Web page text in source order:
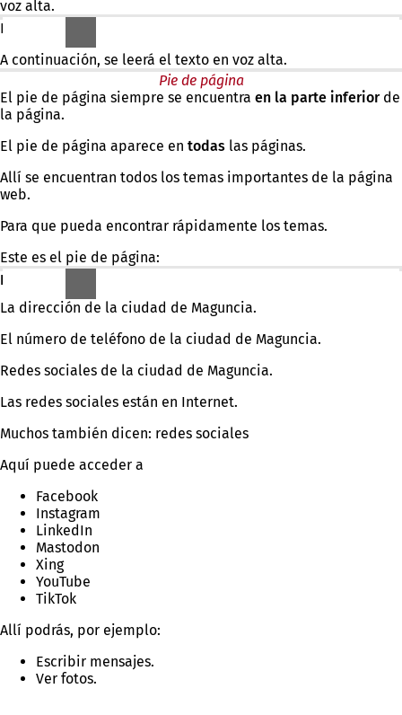
voz alta.
Haga clic en la función de lectura en voz alta.
A continuación, se leerá el texto en voz alta.
Pie de página
El pie de página siempre se encuentra en la parte inferiorde
la página.
El pie de página aparece en todas las páginas.
Allí se encuentran todos los temas importantes de la página
web.
Para que pueda encontrar rápidamente los temas.
Este es el pie de página:
Esto está en el pie de página:
La dirección de la ciudad de Maguncia.
El número de teléfono de la ciudad de Maguncia.
Redes sociales de la ciudad de Maguncia.
Las redes sociales están en Internet.
Muchos también dicen: redes sociales
Aquí puede acceder a
Facebook
Instagram
LinkedIn
Mastodon
Xing
YouTube
TikTok
Allí podrás, por ejemplo:
Escribir mensajes.
Ver fotos.